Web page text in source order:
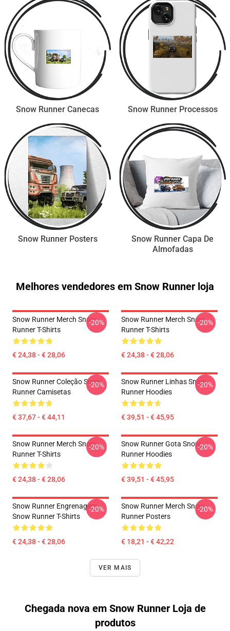
Snow Runner Canecas Snow Runner Processos
Snow Runner Posters
Snow Runner Capa De
Almofadas
Melhores vendedores em Snow Runner loja
Snow Runner Merch Snow
Runner T-Shirts
€ 24,38 - € 28,06
-20%
Snow Runner Merch Snow
Runner T-Shirts
€ 24,38 - € 28,06
-20%
Snow Runner Coleção Snow
Runner Camisetas
€ 37,67 - € 44,11
-20%
Snow Runner Linhas Snow
Runner Hoodies
€ 39,51 - € 45,95
-20%
Snow Runner Merch Snow
Runner T-Shirts
€ 24,38 - € 28,06
-20%
Snow Runner Gota Snow
Runner Hoodies
€ 39,51 - € 45,95
-20%
Snow Runner Engrenagem
Snow Runner T-Shirts
€ 24,38 - € 28,06
-20%
Snow Runner Merch Snow
Runner Posters
€ 18,21 - € 42,22
-20%
VER MAIS
Chegada nova em Snow Runner Loja de
produtos